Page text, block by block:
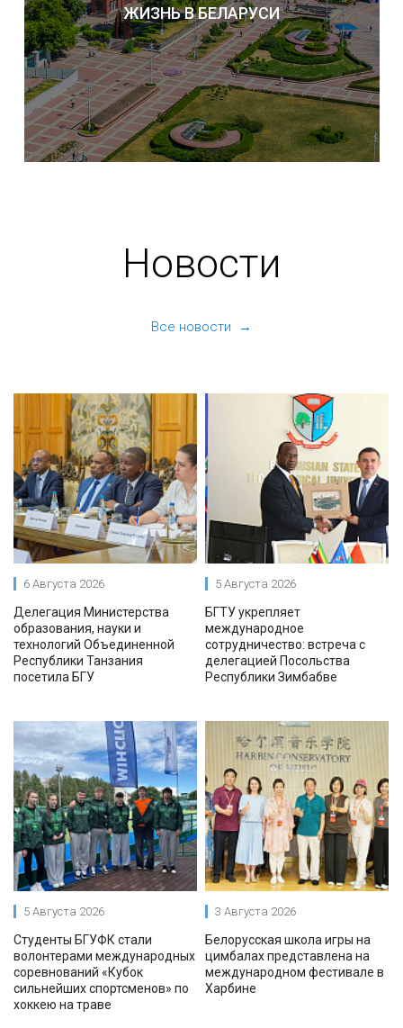
ЖИЗНЬ В БЕЛАРУСИ
Новости
Все новости →
6 Августа 2026
Делегация Министерства
образования, науки и
технологий Объединенной
Республики Танзания
посетила БГУ
5 Августа 2026
БГТУ укрепляет
международное
сотрудничество: встреча с
делегацией Посольства
Республики Зимбабве
5 Августа 2026
Студенты БГУФК стали
волонтерами международных
соревнований «Кубок
сильнейших спортсменов» по
хоккею на траве
3 Августа 2026
Белорусская школа игры на
цимбалах представлена на
международном фестивале в
Харбине